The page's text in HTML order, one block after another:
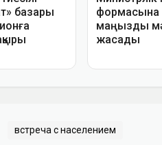
встреча с населением